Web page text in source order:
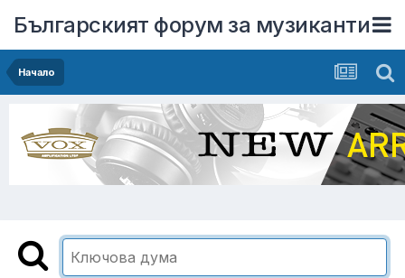
Българският форум за музиканти
Начало